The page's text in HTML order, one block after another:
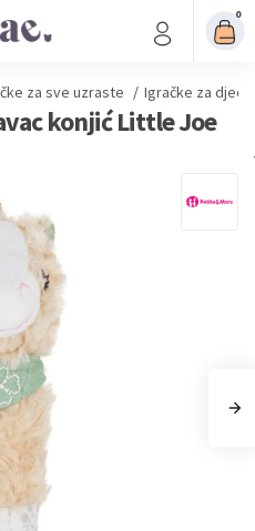
0
za sve uzraste / Igračke za djecu
konjić Little Joe